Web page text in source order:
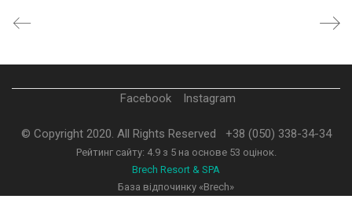
Facebook Instagram
© Copyright 2020. All Rights Reserved +38 (050) 338-34-34
Рейтинг сайту: 4.9з 5 на основе 53 оцінок.
Brech Resort & SPA
База відпочинку «Brech»